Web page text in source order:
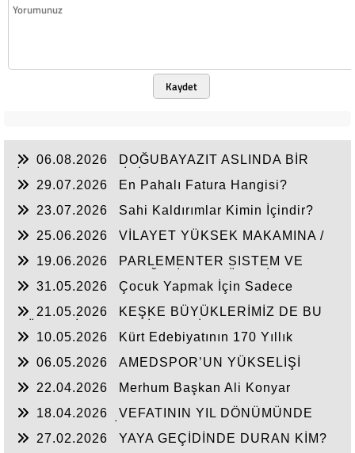
Kaydet
06.08.2026
DOĞUBAYAZIT ASLINDA BİR
29.07.2026
En Pahalı Fatura Hangisi?
23.07.2026
Sahi Kaldırımlar Kimin İçindir?
25.06.2026
VİLAYET YÜKSEK MAKAMINA /
19.06.2026
PARLEMENTER SISTEM VE
DEĞERLENDIRME
31.05.2026
Çocuk Yapmak İçin Sadece
21.05.2026
KEŞKE BÜYÜKLERİMİZ DE BU
10.05.2026
Kürt Edebiyatının 170 Yıllık
06.05.2026
AMEDSPOR’UN YÜKSELİŞİ
22.04.2026
Merhum Başkan Ali Konyar
18.04.2026
VEFATININ YIL DÖNÜMÜNDE
27.02.2026
YAYA GEÇİDİNDE DURAN KİM?